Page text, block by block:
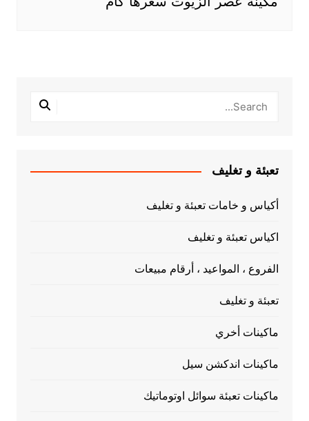
تعبئة و تغليف
أكياس و خامات تعبئة و تغليف
اكياس تعبئة و تغليف
الفروع ، المواعيد ، أرقام مبيعات
تعبئة و تغليف
ماكينات أخري
ماكينات اندكشن سيل
ماكينات تعبئة سوائل اوتوماتيك